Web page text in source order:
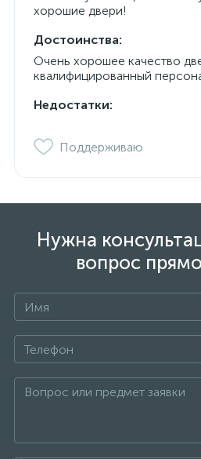
хорошие двери!
Достоинства:
Очень хорошее качество
квалифицированный
Недостатки:
Поддерживаю
Нужна
вопрос